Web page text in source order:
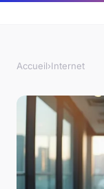
Accueil›Internet